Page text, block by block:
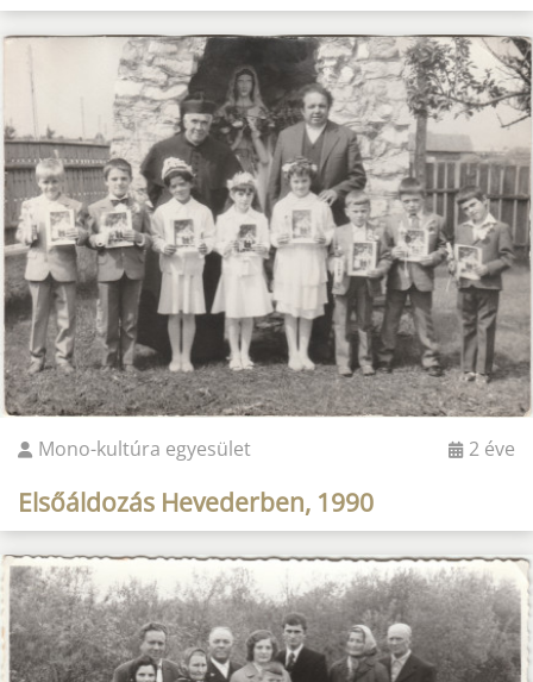
Mono-kultúra egyesület 2 éve
Elsőáldozás Hevederben, 1990